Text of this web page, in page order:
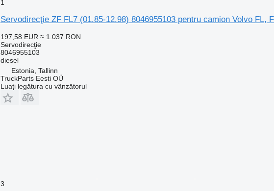
1
Servodirecţie ZF FL7 (01.85-12.98) 8046955103 pentru camion Volvo FL,
197,58 EUR ≈ 1.037 RON
Servodirecţie
8046955103
diesel
Estonia, Tallinn
TruckParts Eesti OÜ
Luați legătura cu vânzătorul
3